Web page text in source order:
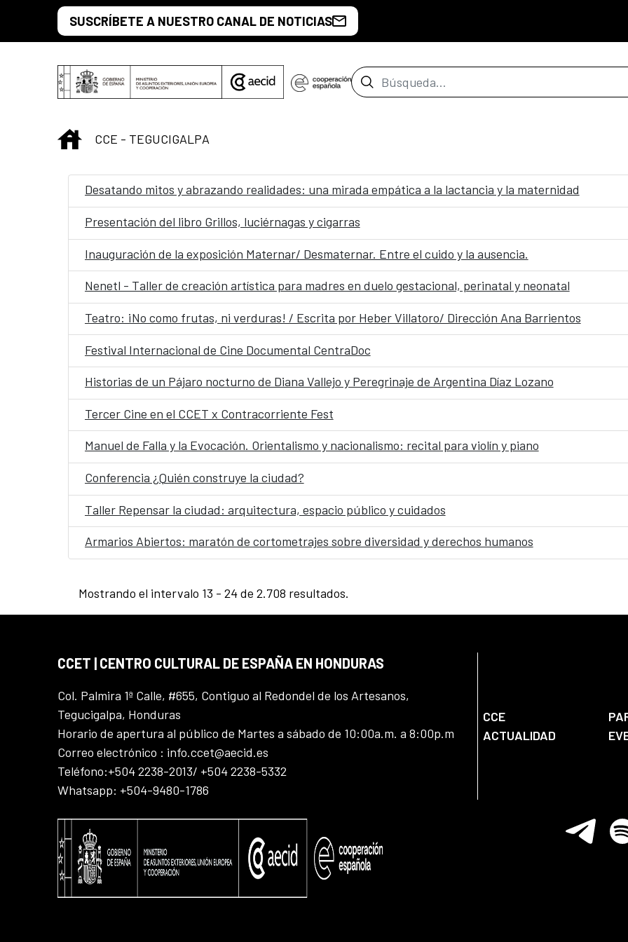
Saltar al contenido principal
SUSCRÍBETE A NUESTRO CANAL DE NOTICIAS
Barra de búsqueda
INICIO
CCE - TEGUCIGALPA
Desatando mitos y abrazando realidades: una mirada empática a la lactancia y la maternidad
Presentación del libro Grillos, luciérnagas y cigarras
Inauguración de la exposición Maternar/ Desmaternar. Entre el cuido y la ausencia.
Nenetl - Taller de creación artística para madres en duelo gestacional, perinatal y neonatal
Teatro: ¡No como frutas, ni verduras! / Escrita por Heber Villatoro/ Dirección Ana Barrientos
Festival Internacional de Cine Documental CentraDoc
Historias de un Pájaro nocturno de Diana Vallejo y Peregrinaje de Argentina Díaz Lozano
Tercer Cine en el CCET x Contracorriente Fest
Manuel de Falla y la Evocación. Orientalismo y nacionalismo: recital para violín y piano
Conferencia ¿Quién construye la ciudad?
Taller Repensar la ciudad: arquitectura, espacio público y cuidados
Armarios Abiertos: maratón de cortometrajes sobre diversidad y derechos humanos
Mostrando el intervalo 13 - 24 de 2.708 resultados.
CCET | CENTRO CULTURAL DE ESPAÑA EN HONDURAS
Col. Palmira 1ª Calle, #655, Contiguo al Redondel de los Artesanos,
Tegucigalpa, Honduras
Horario de apertura al público de Martes a sábado de 10:00a.m. a 8:00p.m
Correo electrónico : info.ccet@aecid.es
Teléfono:+504 2238-2013/ +504 2238-5332
Whatsapp: +504-9480-1786
CCE
ACTUALIDAD
Telegram